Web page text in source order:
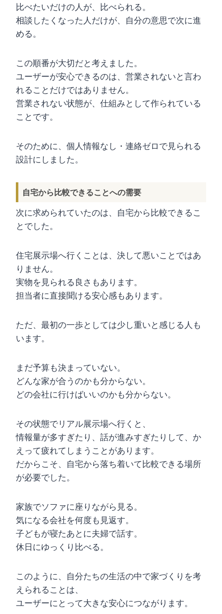
比べたいだけの人が、比べられる。
相談したくなった人だけが、自分の意思で次に進
める。
この順番が大切だと考えました。
ユーザーが安心できるのは、営業されないと言わ
れることだけではありません。
営業されない状態が、仕組みとして作られている
ことです。
そのために、個人情報なし・連絡ゼロで見られる
設計にしました。
自宅から比較できることへの需要
次に求められていたのは、自宅から比較できるこ
とでした。
住宅展示場へ行くことは、決して悪いことではあ
りません。
実物を見られる良さもあります。
担当者に直接聞ける安心感もあります。
ただ、最初の一歩としては少し重いと感じる人も
います。
まだ予算も決まっていない。
どんな家が合うのかも分からない。
どの会社に行けばいいのかも分からない。
その状態でリアル展示場へ行くと、
情報量が多すぎたり、話が進みすぎたりして、か
えって疲れてしまうことがあります。
だからこそ、自宅から落ち着いて比較できる場所
が必要でした。
家族でソファに座りながら見る。
気になる会社を何度も見返す。
子どもが寝たあとに夫婦で話す。
休日にゆっくり比べる。
このように、自分たちの生活の中で家づくりを考
えられることは、
ユーザーにとって大きな安心につながります。